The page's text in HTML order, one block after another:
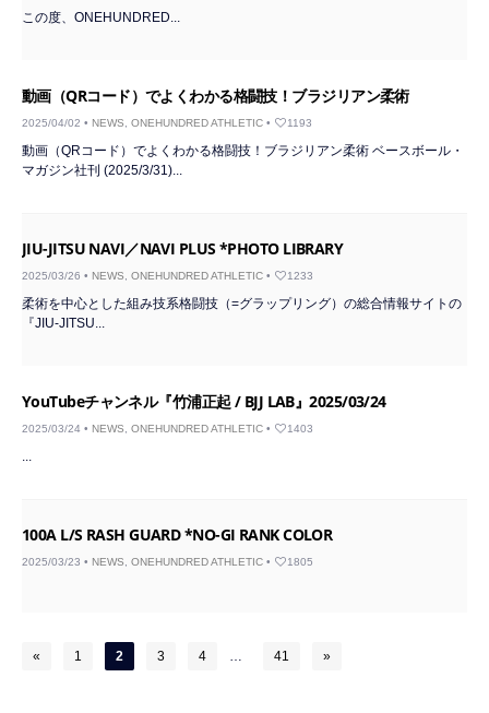
この度、ONEHUNDRED...
動画（QRコード）でよくわかる格闘技！ブラジリアン柔術
2025/04/02 • NEWS ONEHUNDRED ATHLETIC • 1193
動画（QRコード）でよくわかる格闘技！ブラジリアン柔術 ベースボール・
マガジン社刊 (2025/3/31)...
JIU-JITSU NAVI／NAVI PLUS *PHOTO LIBRARY
2025/03/26 • NEWS ONEHUNDRED ATHLETIC • 1233
柔術を中心とした組み技系格闘技（=グラップリング）の総合情報サイトの
『JIU-JITSU...
YouTubeチャンネル『竹浦正起 / BJJ LAB』2025/03/24
2025/03/24 • NEWS ONEHUNDRED ATHLETIC • 1403
100A L/S RASH GUARD *NO-GI RANK COLOR
2025/03/23 • NEWS ONEHUNDRED ATHLETIC • 1805
« 1 2 3 4 41 »